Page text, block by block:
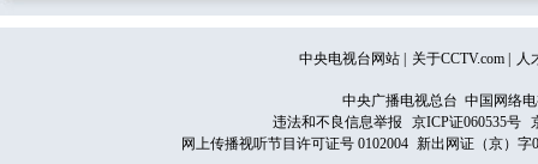
中央电视台网站 关于CCTV.com 人
中央广播电视总台 中国网络
违法和不良信息举报
京ICP证060535号
网上传播视听节目许可证号 0102004 新出网证（京）